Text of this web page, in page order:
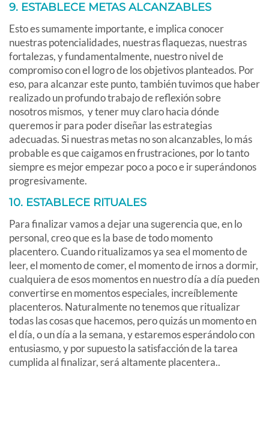
9. ESTABLECE METAS ALCANZABLES
Esto es sumamente importante, e implica conocer
nuestras potencialidades, nuestras flaquezas, nuestras
fortalezas, y fundamentalmente, nuestro nivel de
compromiso con el logro de los objetivos planteados. Por
eso, para alcanzar este punto, también tuvimos que haber
realizado un profundo trabajo de reflexión sobre
nosotros mismos, y tener muy claro hacia dónde
queremos ir para poder diseñar las estrategias
adecuadas. Si nuestras metas no son alcanzables, lo más
probable es que caigamos en frustraciones, por lo tanto
siempre es mejor empezar poco a poco e ir superándonos
progresivamente.
10. ESTABLECE RITUALES
Para finalizar vamos a dejar una sugerencia que, en lo
personal, creo que es la base de todo momento
placentero. Cuando ritualizamos ya sea el momento de
leer, el momento de comer, el momento de irnos a dormir,
cualquiera de esos momentos en nuestro día a día pueden
convertirse en momentos especiales, increíblemente
placenteros. Naturalmente no tenemos que ritualizar
todas las cosas que hacemos, pero quizás un momento en
el día, o un día a la semana, y estaremos esperándolo con
entusiasmo, y por supuesto la satisfacción de la tarea
cumplida al finalizar, será altamente placentera..